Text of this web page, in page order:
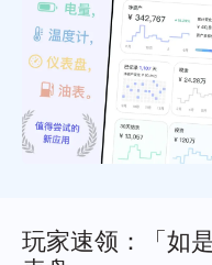
玩家速领：「如